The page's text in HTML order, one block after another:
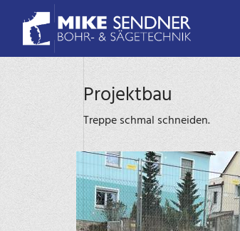
Projektbau
Treppe schmal schneiden.